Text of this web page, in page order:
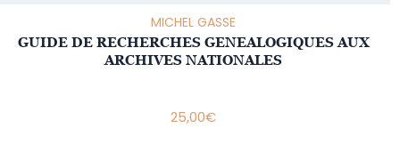
MICHEL GASSE
GUIDE DE RECHERCHES GENEALOGIQUES AUX
ARCHIVES NATIONALES
25,00€